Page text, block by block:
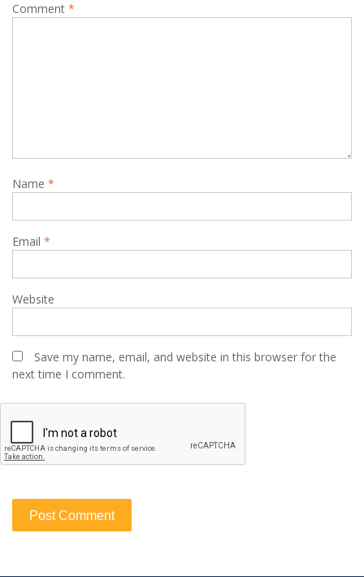
Comment *
Name *
Email *
Website
Save my name, email, and website in this browser for the
next time I comment.